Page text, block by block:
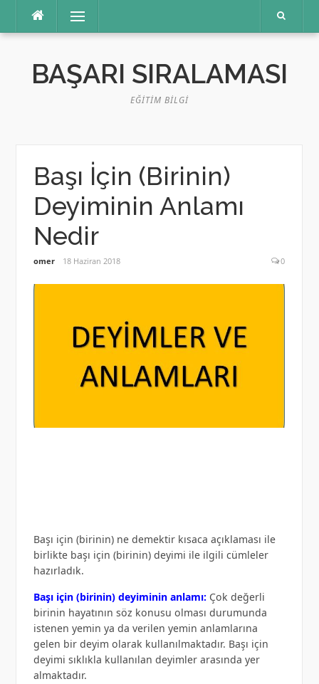
Menü
BAŞARI SIRALAMASI
EĞITIM BILGI
Başı İçin (Birinin)
Deyiminin Anlamı
Nedir
omer 18 Haziran 2018 0
Başı için (birinin) ne demektir kısaca açıklaması ile
birlikte başı için (birinin) deyimi ile ilgili cümleler
hazırladık.
Başı için (birinin) deyiminin anlamı: Çok değerli
birinin hayatının söz konusu olması durumunda
istenen yemin ya da verilen yemin anlamlarına
gelen bir deyim olarak kullanılmaktadır. Başı için
deyimi sıklıkla kullanılan deyimler arasında yer
almaktadır.